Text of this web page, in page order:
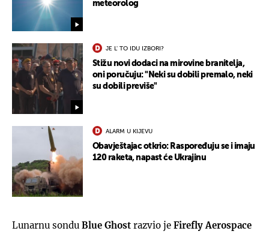
meteorolog
JE L' TO IDU IZBORI?
Stižu novi dodaci na mirovine branitelja,
oni poručuju: "Neki su dobili premalo, neki
su dobili previše"
ALARM U KIJEVU
Obavještajac otkrio: Raspoređuju se i imaju
120 raketa, napast će Ukrajinu
Lunarnu sondu Blue Ghost razvio je Firefly Aerospace